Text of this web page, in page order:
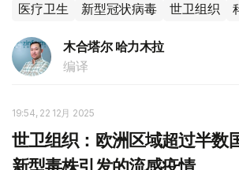
医疗卫生 新型冠状病毒 世卫组织
木合塔尔 哈力木拉
编译
19:54, 22 12月 2025
世卫组织：欧洲区域超过半数